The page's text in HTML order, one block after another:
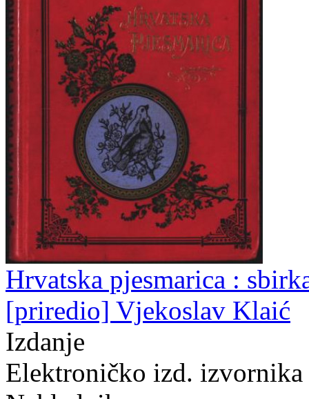
Hrvatska pjesmarica :
[priredio] Vjekoslav Klaić
Izdanje
Elektroničko izd.